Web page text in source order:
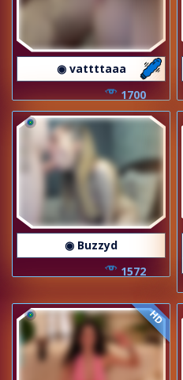
◉ vattttaaa
1700
◉ Buzzyd
1572
HD